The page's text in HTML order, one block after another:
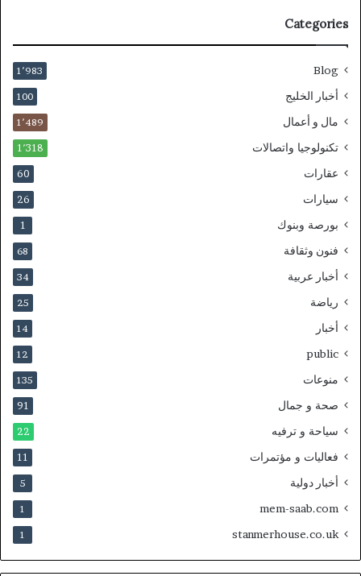
Categories
Blog 1٬983
أخبار الخليج 100
مال و أعمال 1٬489
تكنولوجيا واتصالات 1٬318
عقارات 60
سيارات 26
بورصة وبنوك 1
فنون وثقافة 68
أخبار عربية 34
رياضة 25
أخبار 14
public
12
منوعات 135
صحة و جمال 91
سياحة و ترفيه 22
فعاليات و مؤتمرات 11
أخبار دولية 5
mem-saab.com
1
stanmerhouse.co.uk
1